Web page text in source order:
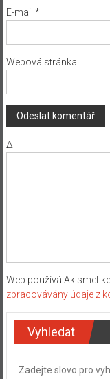
E-mail *
Webová stránka
Δ
Web používá Akismet
zpracovávány údaje z
Vyhledat